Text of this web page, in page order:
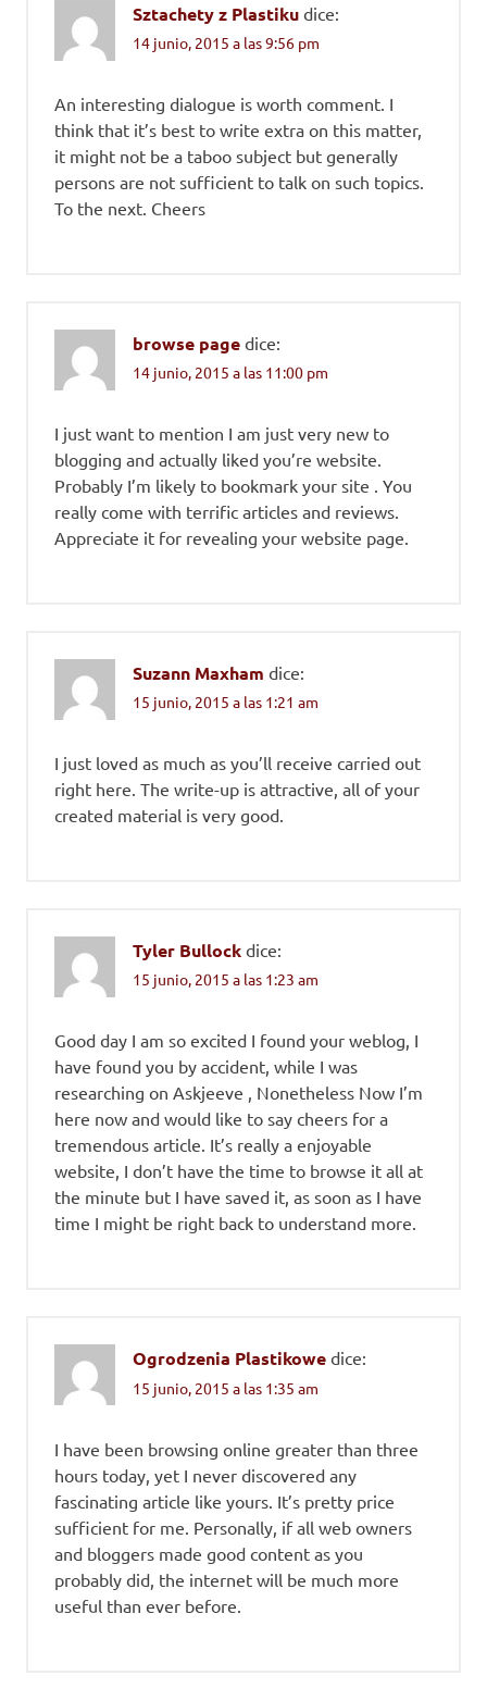
Sztachety z Plastiku dice:
14 junio, 2015 a las 9:56 pm
An interesting dialogue is worth comment. I
think that it’s best to write extra on this matter,
it might not be a taboo subject but generally
persons are not sufficient to talk on such topics.
To the next. Cheers
browse page dice:
14 junio, 2015 a las 11:00 pm
I just want to mention I am just very new to
blogging and actually liked you’re website.
Probably I’m likely to bookmark your site . You
really come with terrific articles and reviews.
Appreciate it for revealing your website page.
Suzann Maxham dice:
15 junio, 2015 a las 1:21 am
I just loved as much as you’ll receive carried out
right here. The write-up is attractive, all of your
created material is very good.
Tyler Bullock dice:
15 junio, 2015 a las 1:23 am
Good day I am so excited I found your weblog, I
have found you by accident, while I was
researching on Askjeeve , Nonetheless Now I’m
here now and would like to say cheers for a
tremendous article. It’s really a enjoyable
website, I don’t have the time to browse it all at
the minute but I have saved it, as soon as I have
time I might be right back to understand more.
Ogrodzenia Plastikowe dice:
15 junio, 2015 a las 1:35 am
I have been browsing online greater than three
hours today, yet I never discovered any
fascinating article like yours. It’s pretty price
sufficient for me. Personally, if all web owners
and bloggers made good content as you
probably did, the internet will be much more
useful than ever before.